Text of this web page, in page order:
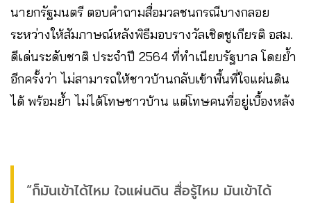
นายกรัฐมนตรี ตอบคำถามสื่อมวลชนกรณีบางกลอย
ระหว่างให้สัมภาษณ์หลังพิธีมอบรางวัลเชิดชูเกียรติ อสม.
ดีเด่นระดับชาติ ประจำปี 2564 ที่ทำเนียบรัฐบาล โดยย้ำ
อีกครั้งว่า ไม่สามารถให้ชาวบ้านกลับเข้าพื้นที่ใจแผ่นดิน
ได้ พร้อมย้ำ ไม่ได้โทษชาวบ้าน แต่โทษคนที่อยู่เบื้องหลัง
“ก็มันเข้าได้ไหม ใจแผ่นดิน สื่อรู้ไหม มันเข้าได้